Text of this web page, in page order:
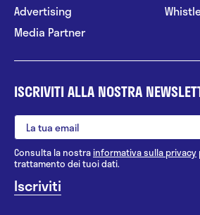
Advertising
Media Partner
ISCRIVITI ALLA NOSTRA
Consulta la nostrainformativa sulla privacy
trattamento dei tuoi dati.